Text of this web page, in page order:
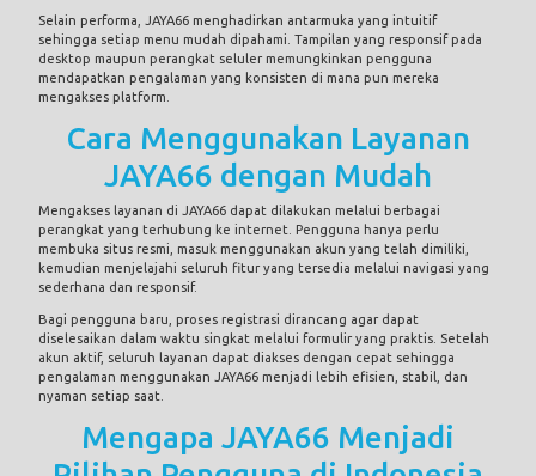
Selain performa, JAYA66 menghadirkan antarmuka yang intuitif
sehingga setiap menu mudah dipahami. Tampilan yang responsif pada
desktop maupun perangkat seluler memungkinkan pengguna
mendapatkan pengalaman yang konsisten di mana pun mereka
mengakses platform.
Cara Menggunakan Layanan
JAYA66 dengan Mudah
Mengakses layanan di JAYA66 dapat dilakukan melalui berbagai
perangkat yang terhubung ke internet. Pengguna hanya perlu
membuka situs resmi, masuk menggunakan akun yang telah dimiliki,
kemudian menjelajahi seluruh fitur yang tersedia melalui navigasi yang
sederhana dan responsif.
Bagi pengguna baru, proses registrasi dirancang agar dapat
diselesaikan dalam waktu singkat melalui formulir yang praktis. Setelah
akun aktif, seluruh layanan dapat diakses dengan cepat sehingga
pengalaman menggunakan JAYA66 menjadi lebih efisien, stabil, dan
nyaman setiap saat.
Mengapa JAYA66 Menjadi